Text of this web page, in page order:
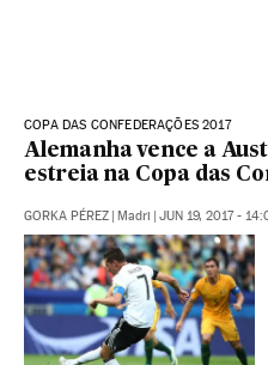
COPA DAS CONFEDERAÇÕES 2017
Alemanha vence a
estreia na Copa das
GORKA PÉREZ | Madri | JUN 19, 2017 -